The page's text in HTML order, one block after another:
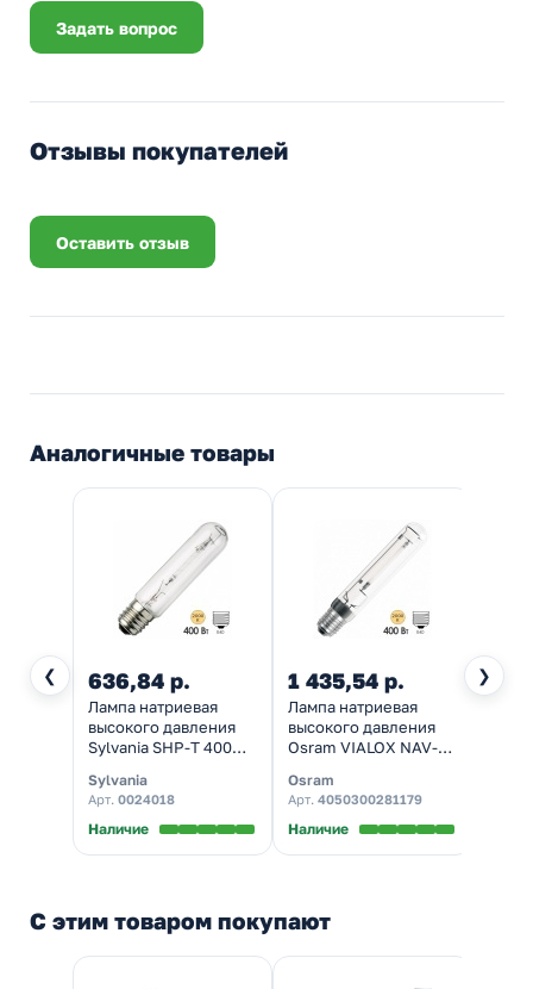
Задать вопрос
Отзывы покупателей
Оставить отзыв
Аналогичные товары
❮ ❯
636,84 р.
Лампа натриевая
высокого давления
Sylvania SHP-T 400W
Sylvania
Арт. 0024018
Наличие
1 435,54 р.
Лампа натриевая
высокого давления
Osram VIALOX NAV-T
(4050300199962)
Osram
Арт. 4050300281179
Наличие
1
С этим товаром покупают